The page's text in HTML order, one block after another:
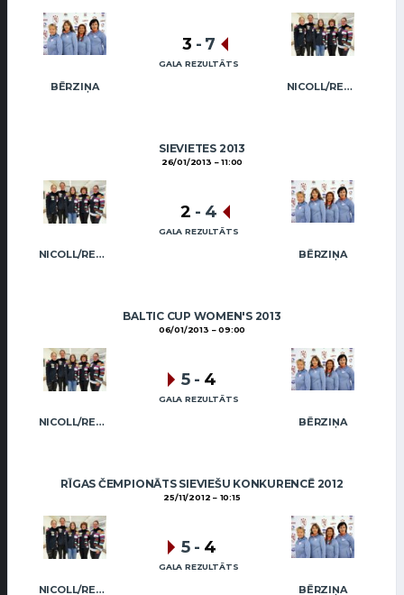
BĒRZIŅA NICOLL/REGŽA
3 - 7
GALA REZULTĀTS
SIEVIETES 2013
26/01/2013 11:00
NICOLL/REGŽA BĒRZIŅA
2 - 4
GALA REZULTĀTS
BALTIC CUP WOMEN'S 2013
06/01/2013 09:00
NICOLL/REGŽA BĒRZIŅA
5 - 4
GALA REZULTĀTS
RĪGAS ČEMPIONĀTS SIEVIEŠU KONKURENCĒ 2012
25/11/2012 10:15
NICOLL/REGŽA BĒRZIŅA
5 - 4
GALA REZULTĀTS